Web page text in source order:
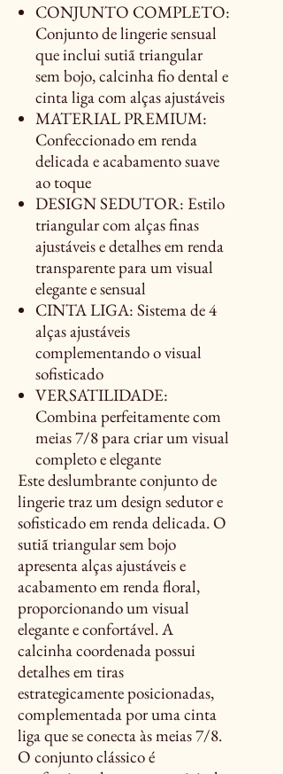
CONJUNTO COMPLETO:
Conjunto de lingerie sensual
que inclui sutiã triangular
sem bojo, calcinha fio dental e
cinta liga com alças ajustáveis
MATERIAL PREMIUM:
Confeccionado em renda
delicada e acabamento suave
ao toque
DESIGN SEDUTOR: Estilo
triangular com alças finas
ajustáveis e detalhes em renda
transparente para um visual
elegante e sensual
CINTA LIGA: Sistema de 4
alças ajustáveis
complementando o visual
sofisticado
VERSATILIDADE:
Combina perfeitamente com
meias 7/8 para criar um visual
completo e elegante
Este deslumbrante conjunto de
lingerie traz um design sedutor e
sofisticado em renda delicada. O
sutiã triangular sem bojo
apresenta alças ajustáveis e
acabamento em renda floral,
proporcionando um visual
elegante e confortável. A
calcinha coordenada possui
detalhes em tiras
estrategicamente posicionadas,
complementada por uma cinta
liga que se conecta às meias 7/8.
O conjunto clássico é